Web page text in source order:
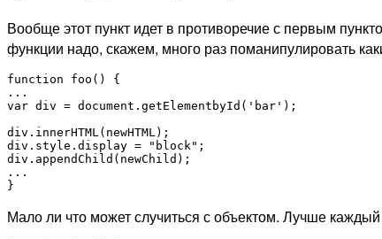
Вообще этот пункт идет в противоречие с первым
функции надо, скажем, много раз поманипулировать
function foo() {
...
var div = document.getElementbyId('bar');
div.innerHTML(newHTML);
div.style.display = "block";
div.appendChild(newChild);
...
}
Мало ли что может случиться с объектом. Лучше